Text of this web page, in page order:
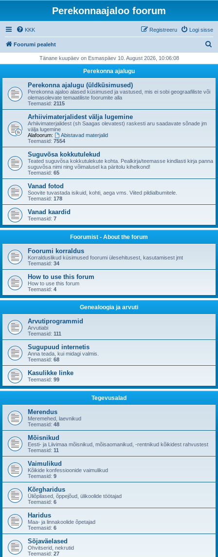
Perekonnaajaloo foorum
KKK Logi sisse
Registreeru
Foorumi pealeht
i
Tänane kuupäev on Esmaspäev 10. August 2026, 10:06:08
Perekonna ajalugu
Perekonna ajalugu (üldküsimused)
Perekonna ajaloo alased küsimused ja vastused, mis ei sobi geograafiliste või
olemasolevate temaatiliste foorumite alla
Teemasid: 2115
Arhiivimaterjalidest välja lugemine
Arhiivimaterjalidest (sh Saagas olevatest) raskesti aru saadavate sõnade jm
välja lugemine
Alafoorum:
Abistavad materjalid
Teemasid: 7554
Suguvõsa kokkutulekud
Teated suguvõsa kokkutulekute kohta. Pealkirja/teemasse kindlasti kirja panna
suguvõsa nimi ning võimalusel ka päritolu kihelkond!
Teemasid: 65
Vanad fotod
Soovite tuvastada isikuid, kohti, aega vms. Viited pildialbumitele.
Teemasid: 178
Vanad kaardid
Teemasid: 7
Foorumist - About the forum
Foorumi korraldus
Korralduslikud küsimused foorumi ülesehitusest, kasutamisest jmt
Teemasid: 34
How to use this forum
How to use this forum
Teemasid: 4
Genealoogia ja arvuti
Arvutiprogrammid
Arvutiabi
Teemasid: 111
Sugupuud internetis
Anna teada, kui midagi valmis.
Teemasid: 68
Kasulikke linke
Teemasid: 99
Tegevusalad
Merendus
Meremehed, laevnikud
Teemasid: 48
Mõisnikud
Eesti- ja Liivimaa mõisnikud, mõisaomanikud, -rentnikud kõikidest rahvustest
Teemasid: 11
Vaimulikud
Kõikide konfessioonide vaimulikud
Teemasid: 9
Kõrgharidus
Üliõpilased, õppejõud, ülikoolide töötajad
Teemasid: 6
Haridus
Maa- ja linnakoolide õpetajad
Teemasid: 6
Sõjaväelased
Ohvitserid, nekrutid
Teemasid: 27